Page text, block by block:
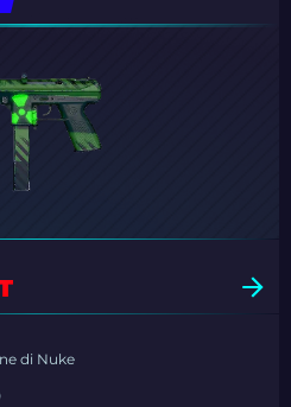
di Nuke